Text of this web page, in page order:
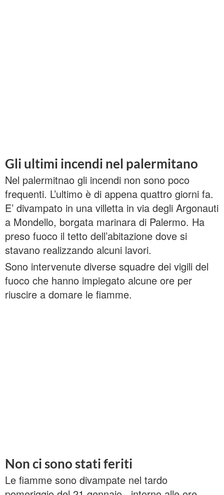
Gli ultimi incendi nel palermitano
Nel palermitnao gli incendi non sono poco
frequenti. L’ultimo è di appena quattro giorni fa.
E’ divampato in una villetta in via degli Argonauti
a Mondello, borgata marinara di Palermo. Ha
preso fuoco il tetto dell’abitazione dove si
stavano realizzando alcuni lavori.
Sono intervenute diverse squadre dei vigili del
fuoco che hanno impiegato alcune ore per
riuscire a domare le fiamme.
Non ci sono stati feriti
Le fiamme sono divampate nel tardo